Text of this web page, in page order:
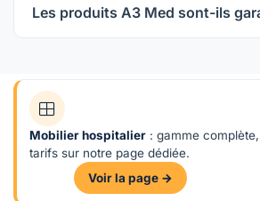
Les produits A3 Med sont-ils
Mobilier hospitalier : gamme
tarifs sur notre page dédiée.
Voir la page →